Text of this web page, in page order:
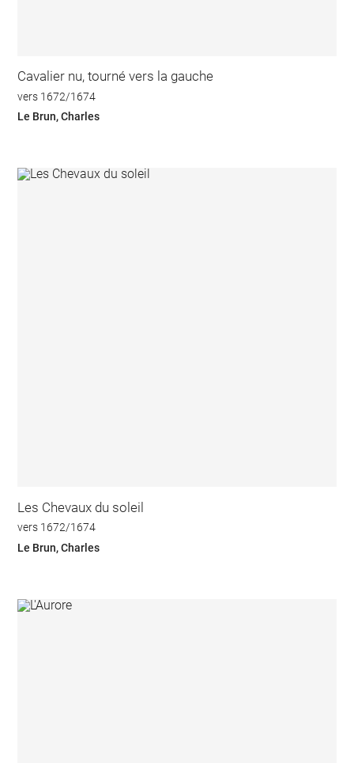
Cavalier nu, tourné vers la gauche
vers 1672/1674
Le Brun, Charles
Les Chevaux du soleil
vers 1672/1674
Le Brun, Charles